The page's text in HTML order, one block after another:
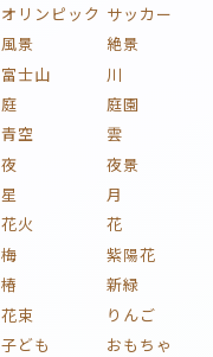
オリンピック サッカー
風景
絶景
富士山
川
庭
庭園
青空
雲
夜
夜景
星
月
花火
花
梅
紫陽花
椿
新緑
花束
りんご
子ども
おもちゃ